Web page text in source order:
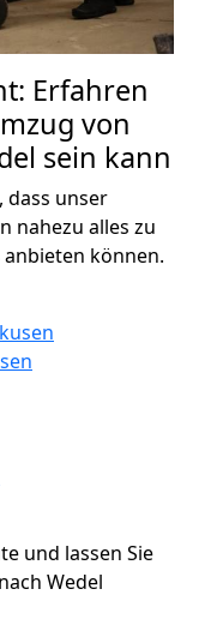
Erfahren
von
sein kann
dass unser
nahezu alles zu
anbieten können.
und lassen Sie
Wedel